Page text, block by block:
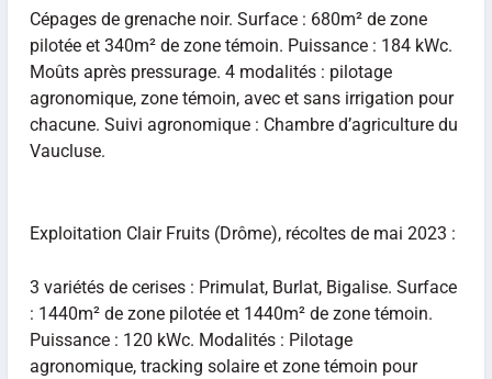
Cépages de grenache noir. Surface : 680m² de zone
pilotée et 340m² de zone témoin. Puissance : 184 kWc.
Moûts après pressurage. 4 modalités : pilotage
agronomique, zone témoin, avec et sans irrigation pour
chacune. Suivi agronomique : Chambre d’agriculture du
Vaucluse.
Exploitation Clair Fruits (Drôme), récoltes de mai 2023 :
3 variétés de cerises : Primulat, Burlat, Bigalise. Surface
: 1440m² de zone pilotée et 1440m² de zone témoin.
Puissance : 120 kWc. Modalités : Pilotage
agronomique, tracking solaire et zone témoin pour